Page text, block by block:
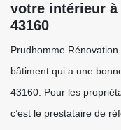
votre intérieur à
43160
Prudhomme
bâtiment qui a une
43160. Pour les
c’est le prestataire de